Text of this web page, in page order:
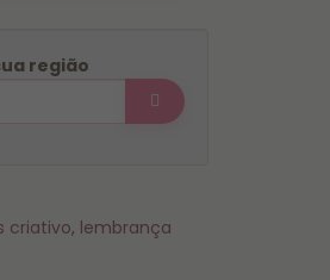
região
criativo, lembrança